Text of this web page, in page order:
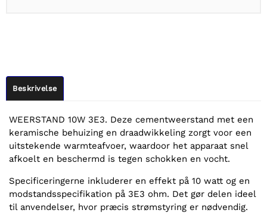
Beskrivelse
WEERSTAND 10W 3E3. Deze cementweerstand met een
keramische behuizing en draadwikkeling zorgt voor een
uitstekende warmteafvoer, waardoor het apparaat snel
afkoelt en beschermd is tegen schokken en vocht.
Specificeringerne inkluderer en effekt på 10 watt og en
modstandsspecifikation på 3E3 ohm. Det gør delen ideel
til anvendelser, hvor præcis strømstyring er nødvendig.